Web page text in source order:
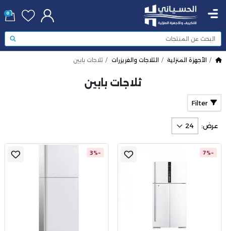
0
الأجهزة المنزلية الثلاجات والفريزرات ثلاجات بابين
ثلاجات بابين
Filter
عرض:
-7%
-3%